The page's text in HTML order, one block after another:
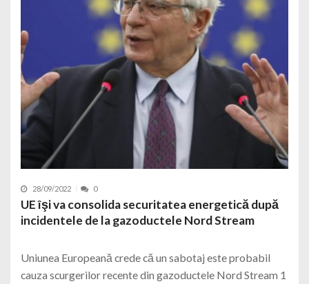
28/09/2022 0
UE îşi va consolida securitatea energetică după
incidentele de la gazoductele Nord Stream
Uniunea Europeană crede că un sabotaj este probabil
cauza scurgerilor recente din gazoductele Nord Stream 1